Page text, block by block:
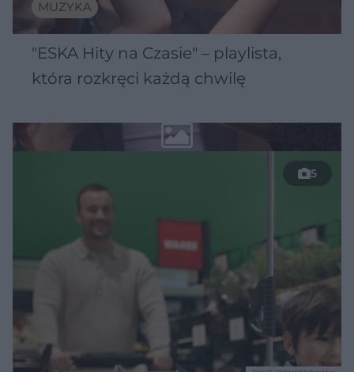
MUZYKA
"ESKA Hity na Czasie" – playlista,
która rozkręci każdą chwilę
5